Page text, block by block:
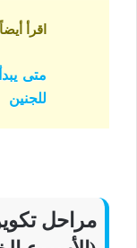
اقرأ أيضاً
متى
للجنين
مراحل